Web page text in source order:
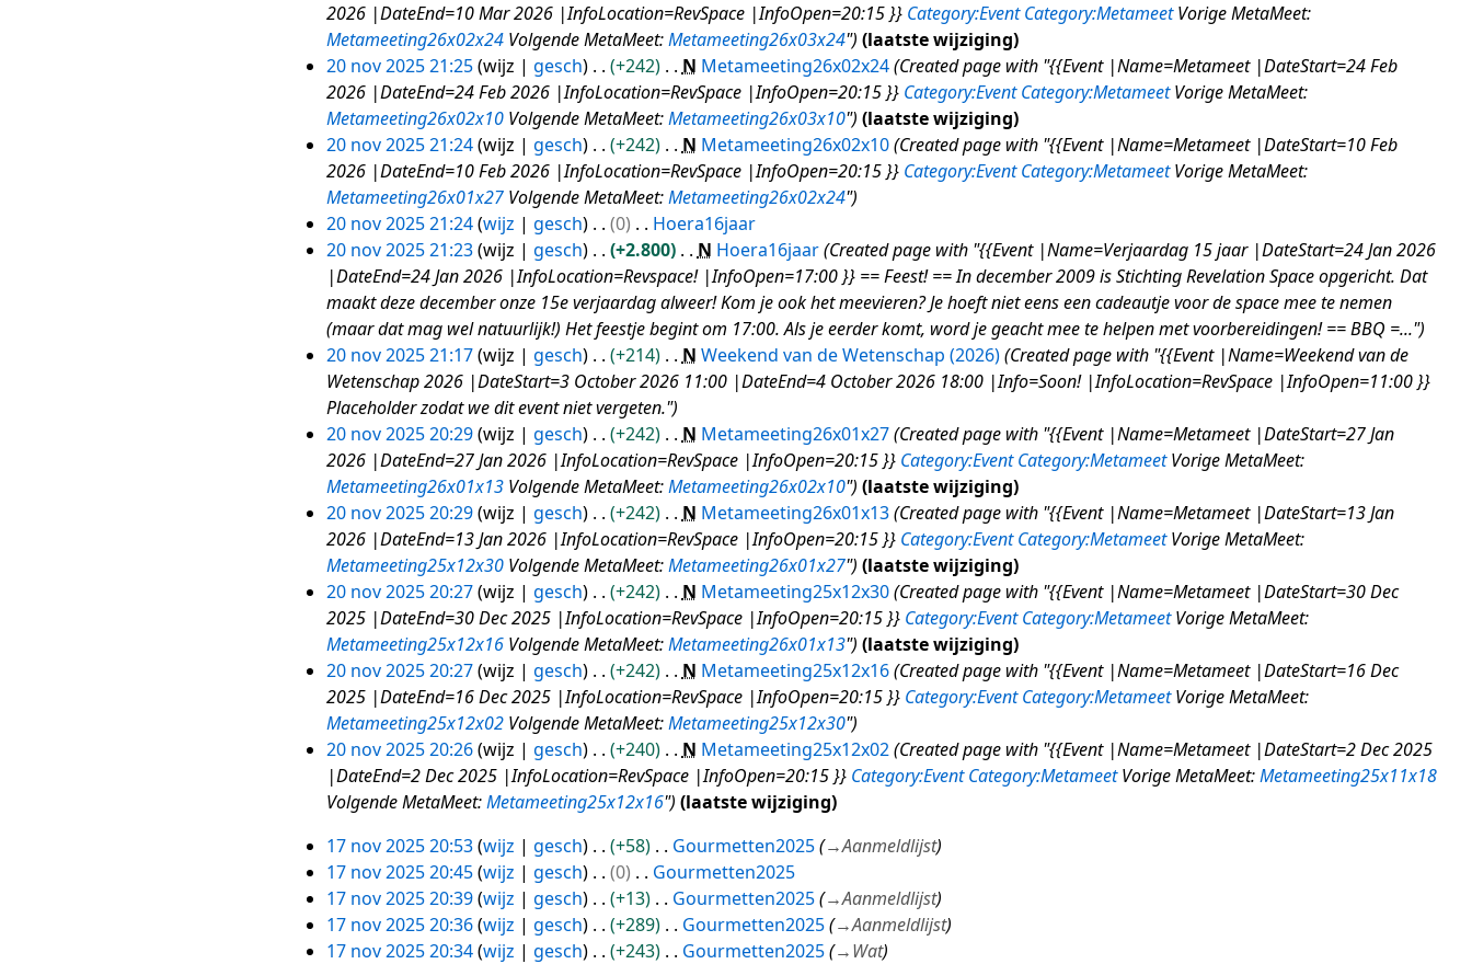
a
m
e
n
v
a
t
t
i
n
g
2026 |DateEnd=10 Mar 2026 |InfoLocation=RevSpace |InfoOpen=20:15 }} Category:Event Category:MetameetVorige MetaMeet:
Metameeting26x02x24Volgende MetaMeet:Metameeting26x03x24"
laatste wijziging
20 nov 2025 21:25 wijz gesch +242 N Metameeting26x02x24 Created page with "{{Event |Name=Metameet |DateStart=24 Feb
2026 |DateEnd=24 Feb 2026 |InfoLocation=RevSpace |InfoOpen=20:15 }} Category:Event Category:MetameetVorige MetaMeet:
Metameeting26x02x10Volgende MetaMeet:Metameeting26x03x10"
laatste wijziging
20 nov 2025 21:24 wijz gesch +242 N Metameeting26x02x10 Created page with "{{Event |Name=Metameet |DateStart=10 Feb
2026 |DateEnd=10 Feb 2026 |InfoLocation=RevSpace |InfoOpen=20:15 }} Category:Event Category:MetameetVorige MetaMeet:
Metameeting26x01x27Volgende MetaMeet:Metameeting26x02x24"
20 nov 2025 21:24 wijz gesch 0
Hoera16jaar
G
e
e
n
b
e
w
e
r
k
i
n
g
s
s
a
m
e
n
v
a
t
n
g
20 nov 2025 21:23 wijz gesch +2.800 N Hoera16jaar Created page with "{{Event |Name=Verjaardag 15 jaar |DateStart=24 Jan 2026
|DateEnd=24 Jan 2026 |InfoLocation=Revspace! |InfoOpen=17:00 }} == Feest! == In december 2009 is Stichting Revelation Space opgericht. Dat
maakt deze december onze 15e verjaardag alweer! Kom je ook het meevieren? Je hoeft niet eens een cadeautje voor de space mee te nemen
(maar dat mag wel natuurlijk!) Het feestje begint om 17:00. Als je eerder komt, word je geacht mee te helpen met voorbereidingen! == BBQ =..."
20 nov 2025 21:17 wijz gesch +214 N Weekend van de Wetenschap (2026) Created page with "{{Event |Name=Weekend van de
Wetenschap 2026 |DateStart=3 October 2026 11:00 |DateEnd=4 October 2026 18:00 |Info=Soon! |InfoLocation=RevSpace |InfoOpen=11:00 }}
Placeholder zodat we dit event niet vergeten."
20 nov 2025 20:29 wijz gesch +242 N Metameeting26x01x27 Created page with "{{Event |Name=Metameet |DateStart=27 Jan
2026 |DateEnd=27 Jan 2026 |InfoLocation=RevSpace |InfoOpen=20:15 }} Category:Event Category:MetameetVorige MetaMeet:
Metameeting26x01x13Volgende MetaMeet:Metameeting26x02x10"
laatste wijziging
20 nov 2025 20:29 wijz gesch +242 N Metameeting26x01x13 Created page with "{{Event |Name=Metameet |DateStart=13 Jan
2026 |DateEnd=13 Jan 2026 |InfoLocation=RevSpace |InfoOpen=20:15 }} Category:Event Category:MetameetVorige MetaMeet:
Metameeting25x12x30Volgende MetaMeet:Metameeting26x01x27"
laatste wijziging
20 nov 2025 20:27 wijz gesch +242 N Metameeting25x12x30 Created page with "{{Event |Name=Metameet |DateStart=30 Dec
2025 |DateEnd=30 Dec 2025 |InfoLocation=RevSpace |InfoOpen=20:15 }} Category:Event Category:MetameetVorige MetaMeet:
Metameeting25x12x16Volgende MetaMeet:Metameeting26x01x13"
laatste wijziging
20 nov 2025 20:27 wijz gesch +242 N Metameeting25x12x16 Created page with "{{Event |Name=Metameet |DateStart=16 Dec
2025 |DateEnd=16 Dec 2025 |InfoLocation=RevSpace |InfoOpen=20:15 }} Category:Event Category:MetameetVorige MetaMeet:
Metameeting25x12x02Volgende MetaMeet:Metameeting25x12x30"
20 nov 2025 20:26 wijz gesch +240 N Metameeting25x12x02 Created page with "{{Event |Name=Metameet |DateStart=2 Dec 2025
|DateEnd=2 Dec 2025 |InfoLocation=RevSpace |InfoOpen=20:15 }} Category:Event Category:MetameetVorige MetaMeet:Metameeting25x11x18
Volgende MetaMeet:Metameeting25x12x16" laatste wijziging
17
nov
2025
17 nov 2025 20:53 wijz gesch +58 Gourmetten2025 →Aanmeldlijst
17 nov 2025 20:45 wijz gesch 0
Gourmetten2025
G
e
e
17 nov 2025 20:39 wijz gesch +13 Gourmetten2025 →Aanmeldlijst
17 nov 2025 20:36 wijz gesch +289 Gourmetten2025 →Aanmeldlijst
17 nov 2025 20:34 wijz gesch +243 Gourmetten2025 →Wat